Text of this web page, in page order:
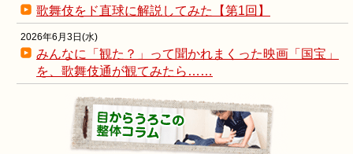
歌舞伎をド直球に解説してみた【第1回】
2026年6月3日(水)
みんなに「観た？」って聞かれまくった映画「国宝」
を、歌舞伎通が観てみたら……